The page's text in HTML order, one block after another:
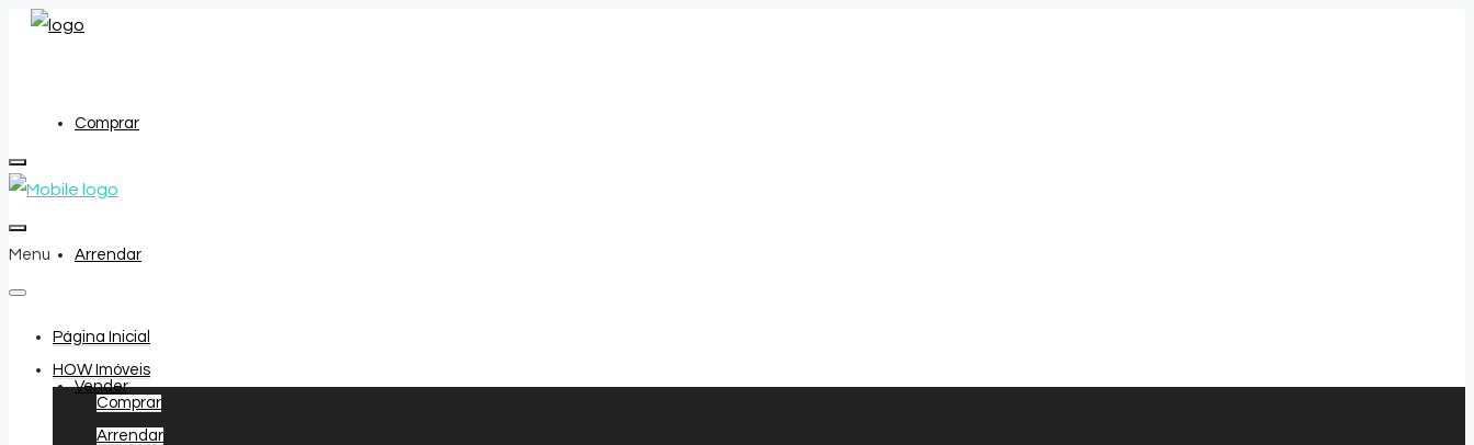
Comprar
Arrendar
Vender
Menu
Página Inicial
HOW Imóveis
Comprar
Arrendar